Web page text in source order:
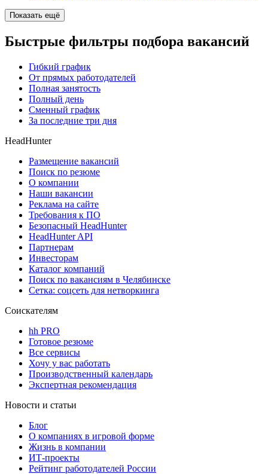
Показать ещё
Быстрые фильтры подбора вакансий
Гибкий график
От прямых работодателей
Полная занятость
Полный день
Сменный график
За последние три дня
HeadHunter
Размещение вакансий
Поиск по резюме
О компании
Наши вакансии
Реклама на сайте
Требования к ПО
Безопасный HeadHunter
HeadHunter API
Партнерам
Инвесторам
Каталог компаний
Поиск по вакансиям в Челябинске
Сетка: соцсеть для нетворкинга
Соискателям
hh PRO
Готовое резюме
Все сервисы
Хочу у вас работать
Производственный календарь
Экспертная рекомендация
Новости и статьи
Блог
О компаниях в игровой форме
Жизнь в компании
ИТ-проекты
Рейтинг работодателей России